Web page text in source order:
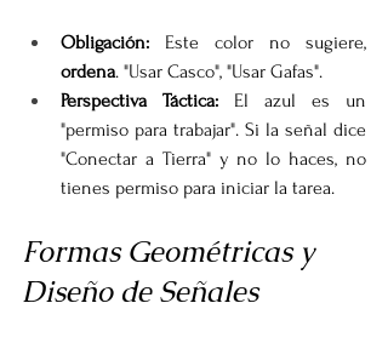
Obligación:
ordena. "Usar Casco", "Usar Gafas".
Perspectiva Táctica: El azul es un
"permiso para trabajar". Si la señal dice
"Conectar a Tierra" y no lo haces, no
tienes permiso para iniciar la tarea.
Formas Geométricas y
Diseño de Señales